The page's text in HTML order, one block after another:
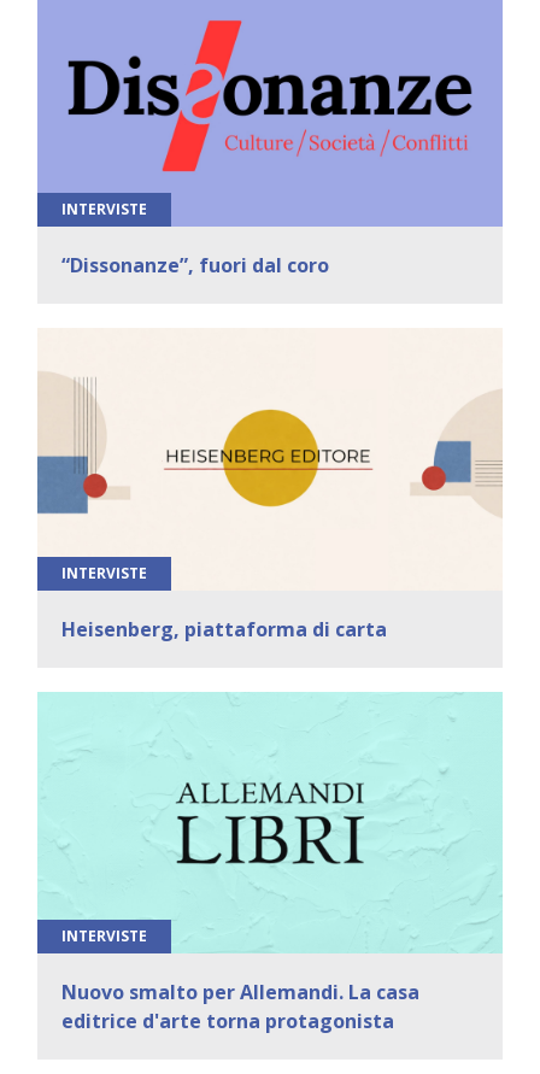
INTERVISTE
“Dissonanze”, fuori dal coro
INTERVISTE
Heisenberg, piattaforma di carta
INTERVISTE
Nuovo smalto per Allemandi. La casa
editrice d'arte torna protagonista